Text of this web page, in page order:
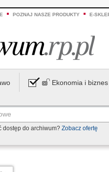
POZNAJ NASZE PRODUKTY E-
Ekonomia i biznes
dostęp do archiwum? Zobacz ofertę